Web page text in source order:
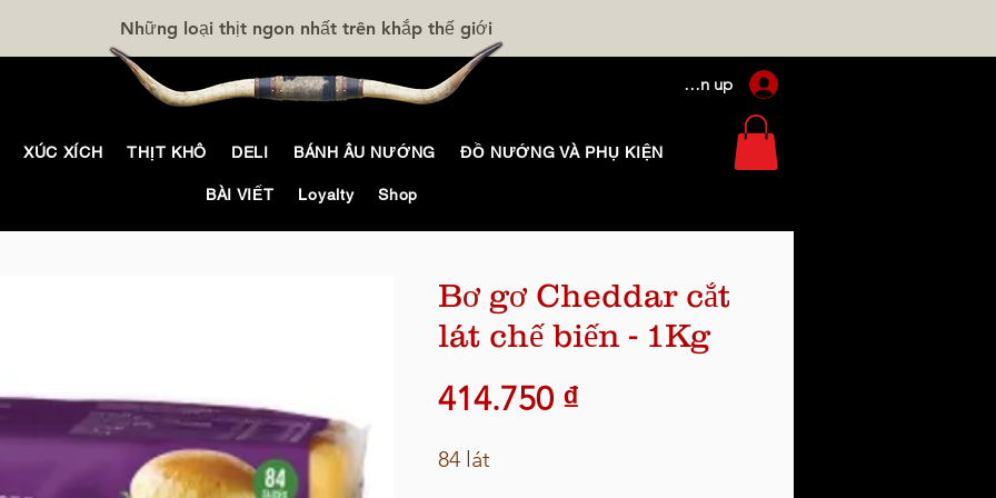
Những loại thịt ngon nhất trên khắp thế giới
Log In / Sign up
XÚC XÍCH THỊT KHÔ DELI BÁNH ÂU NƯỚNG ĐỒ NƯỚNG VÀ PHỤ KIỆN
BÀI VIẾT Loyalty Shop
Bơ gơ Cheddar cắt
lát chế biến - 1Kg
414.750 ₫
84 lát